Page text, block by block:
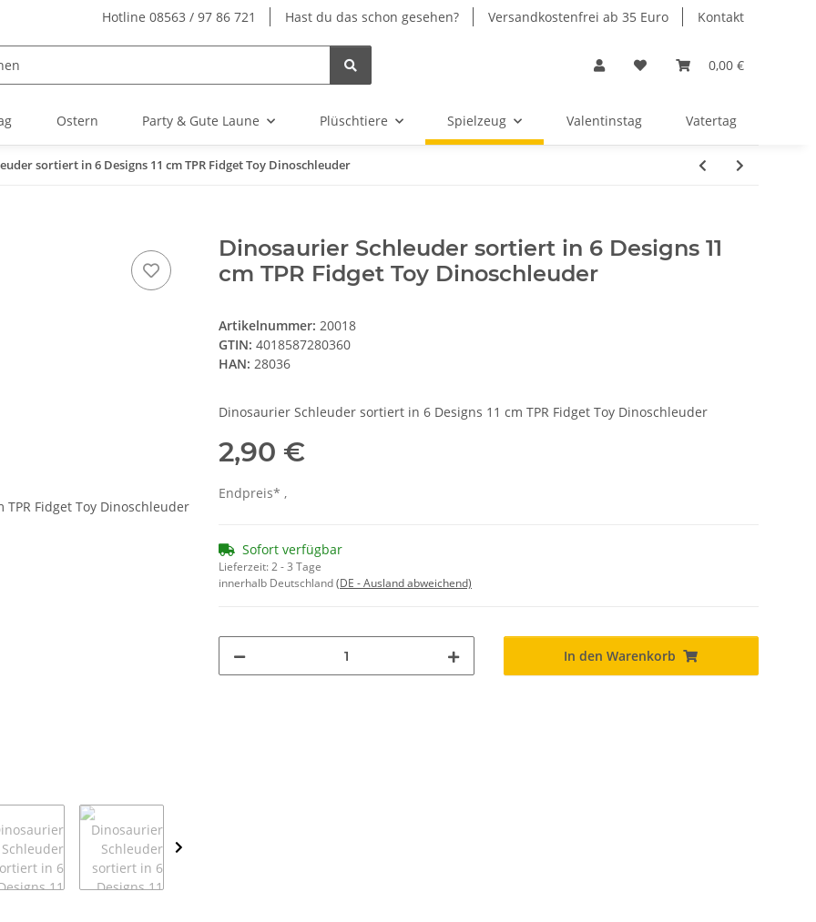
Hotline 08563 / 97 86 721 Hast du das schon gesehen? Versandkostenfrei ab 35 Euro Kontakt
0,00 €
Ostern Party & Gute Laune Plüschtiere Spielzeug Valentinstag Vatertag
sortiert in 6 Designs 11 cm TPR Fidget Toy Dinoschleuder
Dinosaurier Schleuder sortiert in 6 Designs 11
cm TPR Fidget Toy Dinoschleuder
Artikelnummer: 20018
GTIN: 4018587280360
HAN: 28036
Dinosaurier Schleuder sortiert in 6 Designs 11 cm TPR Fidget Toy Dinoschleuder
2,90 €
Endpreis* ,
Sofort verfügbar
Lieferzeit:2 - 3 Tage
innerhalb Deutschland(DE - Ausland abweichend)
In den Warenkorb